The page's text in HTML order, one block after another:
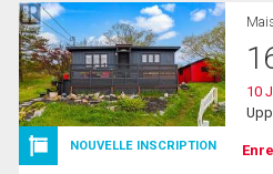
NOUVELLE INSCRIPTION
10